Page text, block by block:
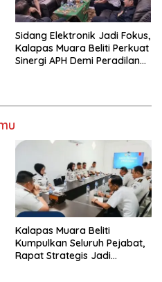
Sidang Elektronik Jadi Fokus,
Kalapas Muara Beliti Perkuat
Sinergi APH Demi Peradilan
Kalapas Muara Beliti
Kumpulkan Seluruh Pejabat,
Rapat Strategis Jadi